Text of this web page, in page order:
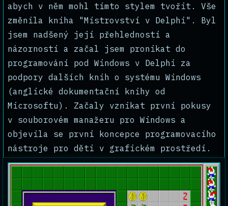
abych v něm mohl tímto stylem tvořit. Vše
změnila kniha "Mistrovství v Delphi". Byl
jsem nadšený její přehledností a
názorností a začal jsem pronikat do
programování pod Windows v Delphi za
podpory dalších knih o systému Windows
(anglické dokumentační knihy od
Microsoftu). Začaly vznikat první pokusy
v souborovém manažeru pro Windows a
objevila se první koncepce programovacího
nástroje pro děti v grafickém prostředí.